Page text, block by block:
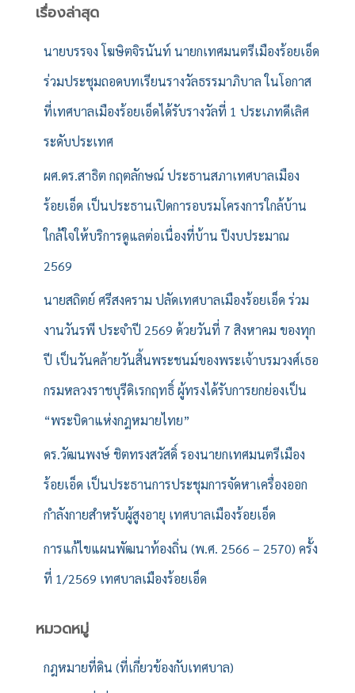
สำ
เรื่องล่าสุด
นายบรรจง โฆษิตจิรนันท์ นายกเทศมนตรีเมืองร้อยเอ็ด
ร่วมประชุมถอดบทเรียนรางวัลธรรมาภิบาล ในโอกาส
ที่เทศบาลเมืองร้อยเอ็ดได้รับรางวัลที่ 1 ประเภทดีเลิศ
ระดับประเทศ
ผศ.ดร.สาธิต กฤตลักษณ์ ประธานสภาเทศบาลเมือง
ร้อยเอ็ด เป็นประธานเปิดการอบรมโครงการใกล้บ้าน
ใกล้ใจให้บริการดูแลต่อเนื่องที่บ้าน ปีงบประมาณ
2569
นายสถิตย์ ศรีสงคราม ปลัดเทศบาลเมืองร้อยเอ็ด ร่วม
งานวันรพี ประจำปี 2569 ด้วยวันที่ 7 สิงหาคม ของทุก
ปี เป็นวันคล้ายวันสิ้นพระชนม์ของพระเจ้าบรมวงศ์เธอ
กรมหลวงราชบุรีดิเรกฤทธิ์ ผู้ทรงได้รับการยกย่องเป็น
“พระบิดาแห่งกฎหมายไทย”
ดร.วัฒนพงษ์ ชิตทรงสวัสดิ์ รองนายกเทศมนตรีเมือง
ร้อยเอ็ด เป็นประธานการประชุมการจัดหาเครื่องออก
กำลังกายสำหรับผู้สูงอายุ เทศบาลเมืองร้อยเอ็ด
การแก้ไขแผนพัฒนาท้องถิ่น (พ.ศ. 2566 – 2570) ครั้ง
ที่ 1/2569 เทศบาลเมืองร้อยเอ็ด
หมวดหมู่
กฎหมายที่ดิน (ที่เกี่ยวข้องกับเทศบาล)